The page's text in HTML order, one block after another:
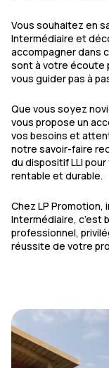
Vous souhaitez en
Intermédiaire et
accompagner dans
sont à votre écoute
vous guider pas à
Que vous soyez
vous propose un
vos besoins et
notre savoir-faire
du dispositif LLI
rentable et durable.
Chez LP
Intermédiaire, c’est
professionnel,
réussite de votre